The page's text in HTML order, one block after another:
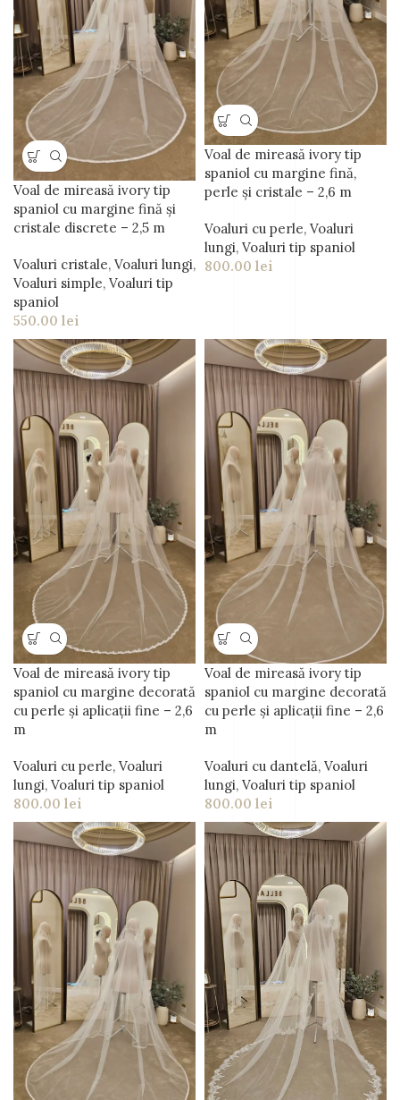
Voal de mireasă ivory tip
spaniol cu margine fină și
cristale discrete – 2,5 m
Voaluri cristale, Voaluri lungi,
Voaluri simple, Voaluri tip
spaniol
550.00 lei
Voal de mireasă ivory tip
spaniol cu margine fină,
perle și cristale – 2,6 m
Voaluri cu perle, Voaluri
lungi, Voaluri tip spaniol
800.00 lei
Voal de mireasă ivory tip
spaniol cu margine decorată
cu perle și aplicații fine – 2,6
m
Voaluri cu perle, Voaluri
lungi, Voaluri tip spaniol
800.00 lei
Voal de mireasă ivory tip
spaniol cu margine decorată
cu perle și aplicații fine – 2,6
m
Voaluri cu dantelă, Voaluri
lungi, Voaluri tip spaniol
800.00 lei